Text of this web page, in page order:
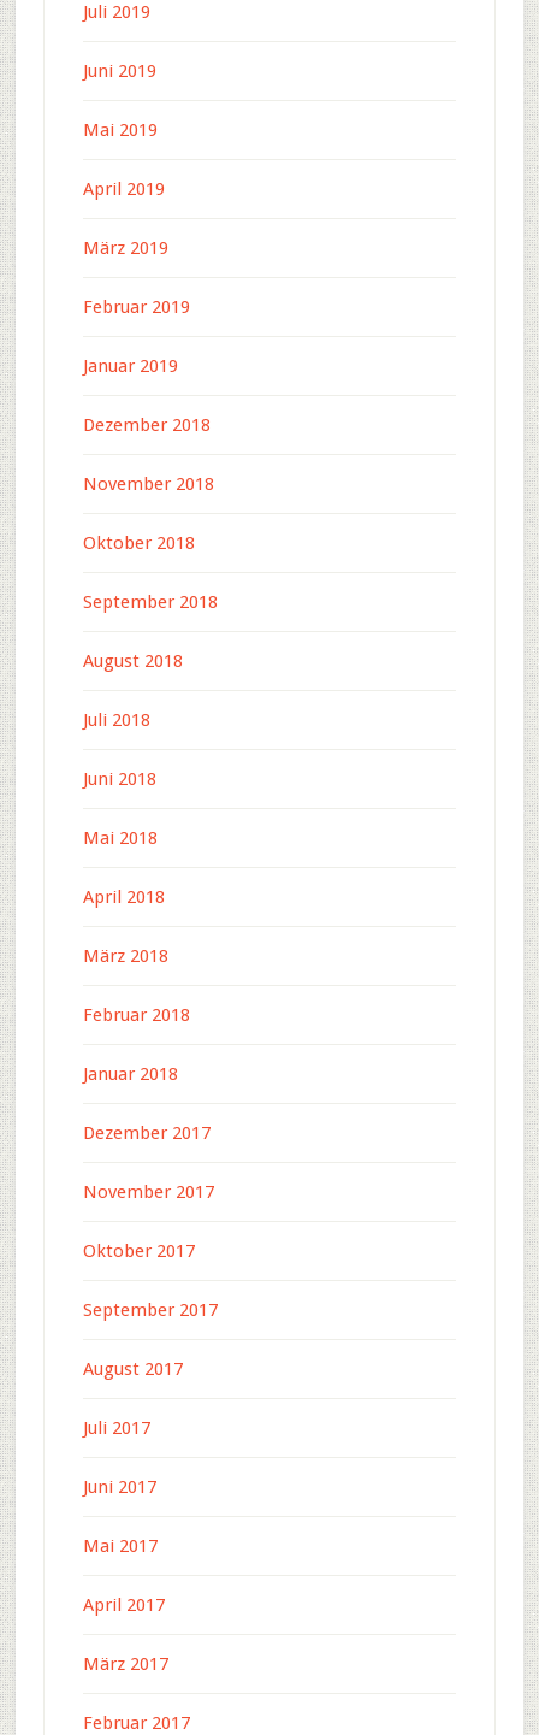
Juli 2019
Juni 2019
Mai 2019
April 2019
März 2019
Februar 2019
Januar 2019
Dezember 2018
November 2018
Oktober 2018
September 2018
August 2018
Juli 2018
Juni 2018
Mai 2018
April 2018
März 2018
Februar 2018
Januar 2018
Dezember 2017
November 2017
Oktober 2017
September 2017
August 2017
Juli 2017
Juni 2017
Mai 2017
April 2017
März 2017
Februar 2017